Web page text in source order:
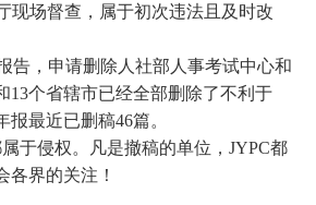
现场督查，属于初次违法且及时改
告，申请删除人社部人事考试中心和
13个省辖市已经全部删除了不利于
最近已删稿46篇。
于侵权。凡是撤稿的单位，JYPC都
界的关注！